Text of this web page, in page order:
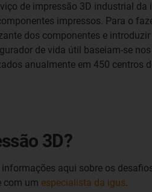
de impressão 3D industrial
impressos. Para o
dos componentes e
de vida útil baseiam-se
anualmente em 450 centros
3D?
aqui sobre os
com um especialista da igus.